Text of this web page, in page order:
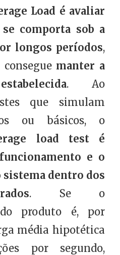
Load é avaliar
comporta sob a
longos períodos,
manter a
. Ao
que simulam
ou básicos, o
load test é
e o
dentro dos
. Se o
produto é, por
média hipotética
por segundo,